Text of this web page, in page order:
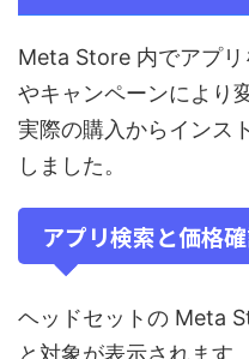
Meta Store 内でアプ
やキャンペーンにより
実際の購入からインス
しました。
アプリ検索と価格
ヘッドセットの Meta
と対象が表示されます。